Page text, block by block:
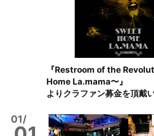
『Restroom of the
Home La.mama〜』
よりクラファン募金を頂戴
01/